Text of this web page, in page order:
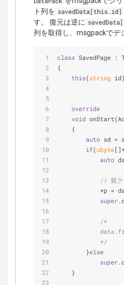
ト列を savedData[this.id]
す。 復元は逆に
列を取得し、msgpackでデ
class SavedPage :
{
this(string
override
void
    {
auto sd =
if(ubyte
auto
// 親ク
*p =
super
/*
            */
        }
else
super
    }